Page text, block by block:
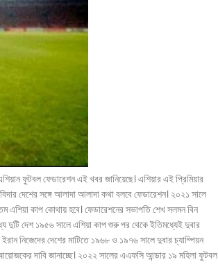
ফুটবল ফেডারেশন এই খবর জানিয়েছে। এশিয়ার এই প্রিমিয়ার
দেশের সঙ্গে আলাদা আলাদা কথা বলবে ফেডারেশন। ২০২১ সালে
কাপ কোথায় হবে। ফেডারেশনের সভাপতি শেখ সলমন বিন
দুটি দেশ ১৯৫৬ সালে এশিয়া কাপ শুরু পর থেকে ইতিমধ্যেই দুবার
নিজেদের দেশের মাটিতে ১৯৬৮ ও ১৯৭৬ সালে দুবার চ্যাম্পিয়ন
দাবি জানাচ্ছে। ২০২২ সালের এএফসি আন্ডার ১৯ মহিলা ফুটবল